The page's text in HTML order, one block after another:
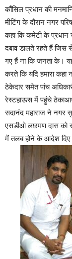
कौंसिल प्रधान की
मीटिंग के दौरान नगर
कहा कि कमेटी के प्रधान
दबाव डालते रहते हैं जिस
गए हैं ना कि जनता के।
करते कि यदि हमारा कहा
ठेकेदार समेत पांच
रेस्टहाऊस में पहुंचे
सदानंद महाराज ने नगर
एसडीओ लछमण दास को
में तलब होने के आदेश दिए।